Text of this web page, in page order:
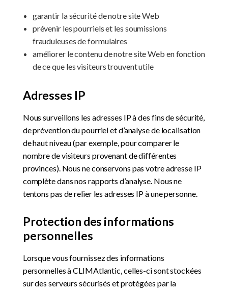
garantir la sécurité de notre site Web
prévenir les pourriels et les soumissions
frauduleuses de formulaires
améliorer le contenu de notre site Web en fonction
de ce que les visiteurs trouvent utile
Adresses IP
Nous surveillons les adresses IP à des fins de sécurité,
de prévention du pourriel et d’analyse de localisation
de haut niveau (par exemple, pour comparer le
nombre de visiteurs provenant de différentes
provinces). Nous ne conservons pas votre adresse IP
complète dans nos rapports d’analyse. Nous ne
tentons pas de relier les adresses IP à une personne.
Protection des informations
personnelles
Lorsque vous fournissez des informations
personnelles à CLIMAtlantic, celles-ci sont stockées
sur des serveurs sécurisés et protégées par la